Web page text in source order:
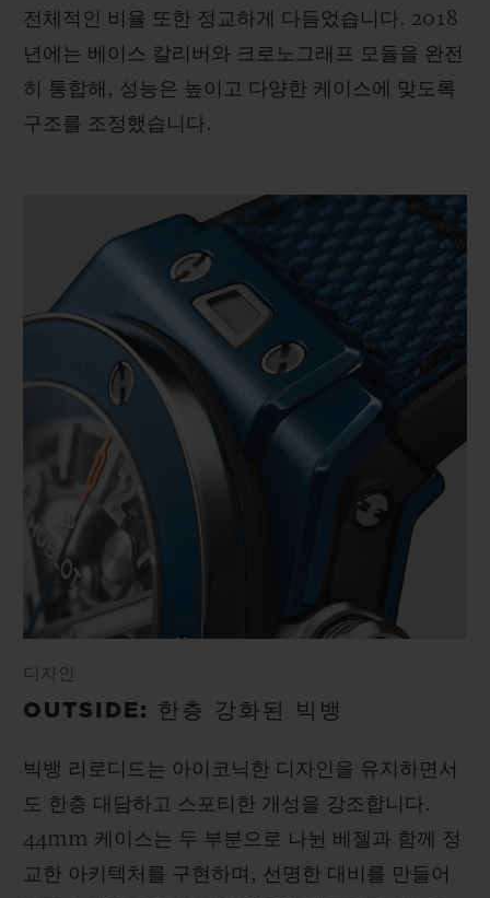
전체적인 비율 또한 정교하게 다듬었습니다. 2018
년에는 베이스 칼리버와 크로노그래프 모듈을 완전
히 통합해, 성능은 높이고 다양한 케이스에 맞도록
구조를 조정했습니다.
디자인
OUTSIDE: 한층 강화된 빅뱅
빅뱅 리로디드는 아이코닉한 디자인을 유지하면서
도 한층 대담하고 스포티한 개성을 강조합니다.
44mm 케이스는 두 부분으로 나뉜 베젤과 함께 정
교한 아키텍처를 구현하며, 선명한 대비를 만들어